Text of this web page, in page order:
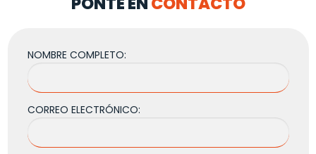
NOMBRE COMPLETO:
CORREO ELECTRÓNICO: